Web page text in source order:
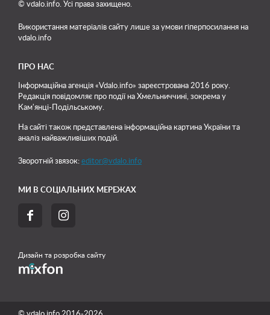
© vdalo.info. Усі права захищено.
Використання матеріалів сайту лише за умови гіперпосилання на
vdalo.info
ПРО НАС
Інформаційна агенція «Vdalo.info» зареєстрована 2016 року.
Редакція повідомляє про події на Хмельниччині, зокрема у
Кам'янці-Подільському.
На сайті також представлена інформаційна картина України та
аналіз найважливіших подій.
Зворотній звязок: editor@vdalo.info
МИ В СОЦІАЛЬНИХ МЕРЕЖАХ
 
Дизайн та розробка сайту